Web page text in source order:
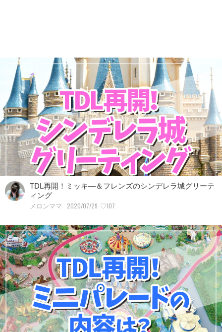
TDL再開！ミッキ―＆フレンズのシンデレラ城グリーテ
ィング
メロンママ 2020/07/29 ♡107